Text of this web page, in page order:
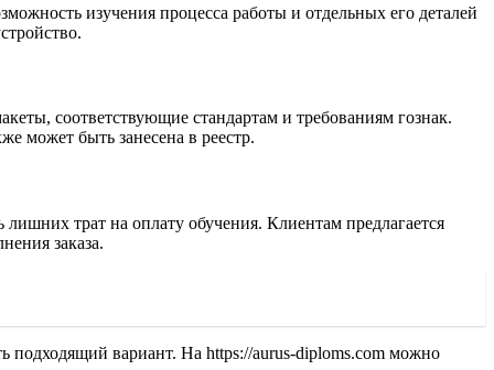
изучения процесса работы и отдельных его деталей
соответствующие стандартам и требованиям гознак.
может быть занесена в реестр.
трат на оплату обучения. Клиентам предлагается
заказа.
подходящий вариант. На https://aurus-diploms.com можно